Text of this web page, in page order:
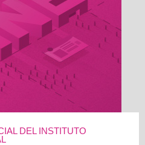
DEL INSTITUTO